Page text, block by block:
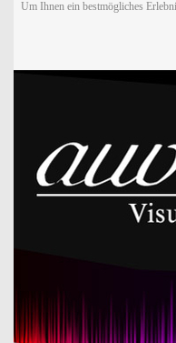
Um Ihnen ein bestmögliches